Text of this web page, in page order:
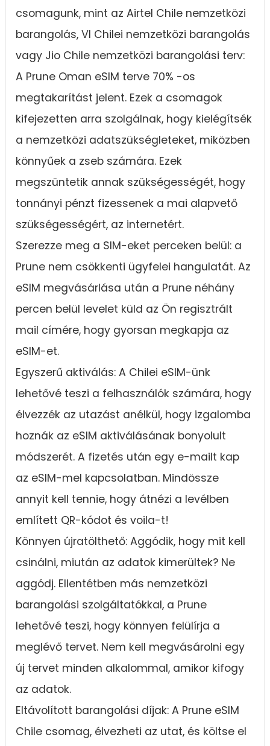
csomagunk, mint az Airtel Chile nemzetközi
barangolás, VI Chilei nemzetközi barangolás
vagy Jio Chile nemzetközi barangolási terv:
A Prune Oman eSIM terve 70% -os
megtakarítást jelent. Ezek a csomagok
kifejezetten arra szolgálnak, hogy kielégítsék
a nemzetközi adatszükségleteket, miközben
könnyűek a zseb számára. Ezek
megszüntetik annak szükségességét, hogy
tonnányi pénzt fizessenek a mai alapvető
szükségességért, az internetért.
Szerezze meg a SIM-eket perceken belül: a
Prune nem csökkenti ügyfelei hangulatát. Az
eSIM megvásárlása után a Prune néhány
percen belül levelet küld az Ön regisztrált
mail címére, hogy gyorsan megkapja az
eSIM-et.
Egyszerű aktiválás: A Chilei eSIM-ünk
lehetővé teszi a felhasználók számára, hogy
élvezzék az utazást anélkül, hogy izgalomba
hoznák az eSIM aktiválásának bonyolult
módszerét. A fizetés után egy e-mailt kap
az eSIM-mel kapcsolatban. Mindössze
annyit kell tennie, hogy átnézi a levélben
említett QR-kódot és voila-t!
Könnyen újratölthető: Aggódik, hogy mit kell
csinálni, miután az adatok kimerültek? Ne
aggódj. Ellentétben más nemzetközi
barangolási szolgáltatókkal, a Prune
lehetővé teszi, hogy könnyen felülírja a
meglévő tervet. Nem kell megvásárolni egy
új tervet minden alkalommal, amikor kifogy
az adatok.
Eltávolított barangolási díjak: A Prune eSIM
Chile csomag, élvezheti az utat, és költse el